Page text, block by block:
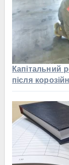
Капітальний
після